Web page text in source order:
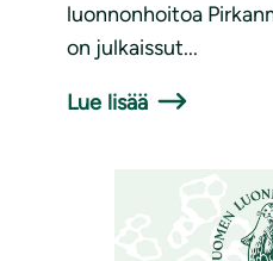
luonnonhoitoa
on julkaissut...
Lue lisää